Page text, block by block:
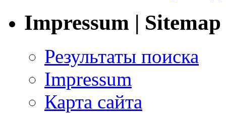
Impressum | Sitemap
Результаты поиска
Impressum
Карта сайта